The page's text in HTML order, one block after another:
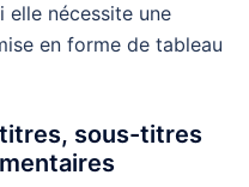
elle nécessite une
en forme de tableau
sous-titres